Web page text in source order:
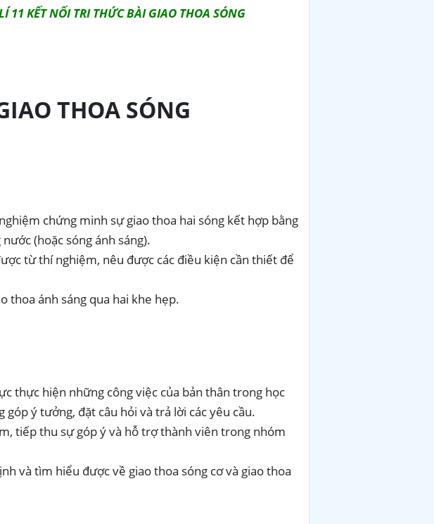
11 KẾT NỐI TRI THỨC BÀI GIAO THOA SÓNG
THOA SÓNG
chứng minh sự giao thoa hai sóng kết hợp bằng
(hoặc sóng ánh sáng).
từ thí nghiệm, nêu được các điều kiện cần thiết để
thoa ánh sáng qua hai khe hẹp.
thực hiện những công việc của bản thân trong học
ý tưởng, đặt câu hỏi và trả lời các yêu cầu.
tiếp thu sự góp ý và hỗ trợ thành viên trong nhóm
và tìm hiểu được về giao thoa sóng cơ và giao thoa